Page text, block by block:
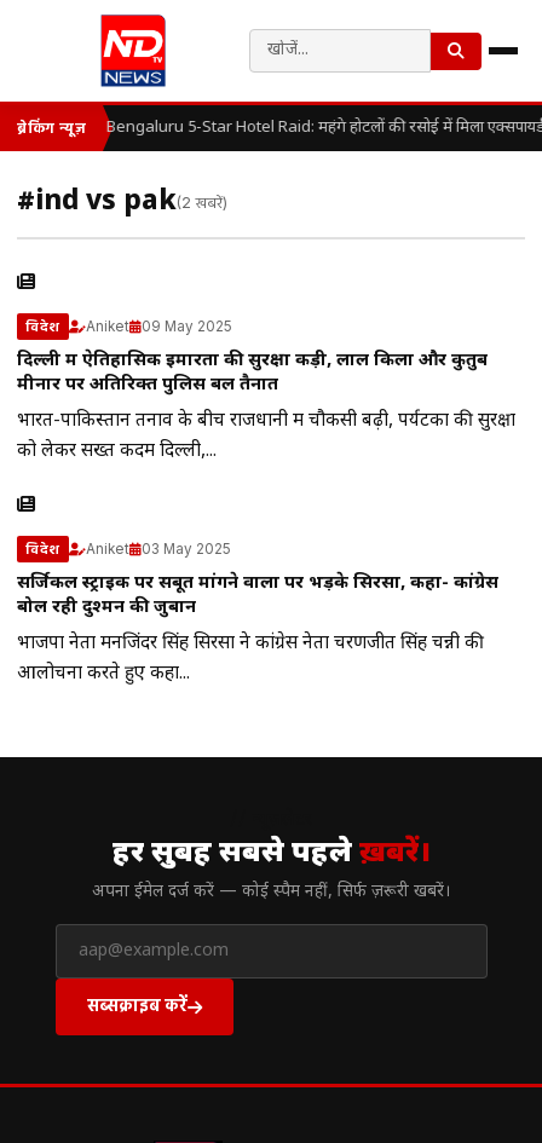
ब्रेकिंग न्यूज़ Bengaluru 5-Star Hotel Raid: महंगे होटलों की रसोई में मिला
#ind vs pak(2 खबरें)
विदेश Aniket 09 May 2025
दिल्ली में ऐतिहासिक इमारतों की सुरक्षा कड़ी, लाल किला और कुतुब
मीनार पर अतिरिक्त पुलिस बल तैनात
भारत-पाकिस्तान तनाव के बीच राजधानी में चौकसी बढ़ी, पर्यटकों की सुरक्षा
को लेकर सख्त कदम दिल्ली,...
विदेश Aniket 03 May 2025
सर्जिकल स्ट्राइक पर सबूत मांगने वालों पर भड़के सिरसा, कहा- कांग्रेस
बोल रही दुश्मन की जुबान
भाजपा नेता मनजिंदर सिंह सिरसा ने कांग्रेस नेता चरणजीत सिंह चन्नी की
आलोचना करते हुए कहा...
हर सुबह सबसे पहलेख़बरें।
अपना ईमेल दर्ज करें — कोई स्पैम नहीं, सिर्फ ज़रूरी खबरें।
सब्सक्राइब करें